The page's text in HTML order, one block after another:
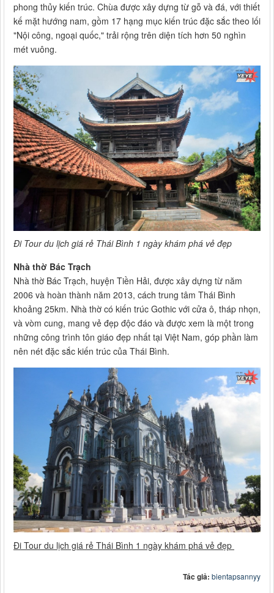
phong thủy kiến trúc. Chùa được xây dựng từ gỗ và đá, với thiết
kế mặt hướng nam, gồm 17 hạng mục kiến trúc đặc sắc theo lối
"Nội công, ngoại quốc," trải rộng trên diện tích hơn 50 nghìn
mét vuông.
Đi Tour du lịch giá rẻ Thái Bình 1 ngày khám phá vẻ đẹp
Nhà thờ Bác Trạch
Nhà thờ Bác Trạch, huyện Tiền Hải, được xây dựng từ năm
2006 và hoàn thành năm 2013, cách trung tâm Thái Bình
khoảng 25km. Nhà thờ có kiến trúc Gothic với cửa ô, tháp nhọn,
và vòm cung, mang vẻ đẹp độc đáo và được xem là một trong
những công trình tôn giáo đẹp nhất tại Việt Nam, góp phần làm
nên nét đặc sắc kiến trúc của Thái Bình.
Đi Tour du lịch giá rẻ Thái Bình 1 ngày khám phá vẻ đẹp
Tác giả: bientapsannyy